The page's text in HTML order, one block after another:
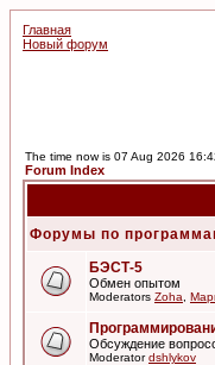
Главная
Новый форум
The time now is 07 Aug 2026
Forum Index
Форумы по
БЭСТ-5
Обмен опытом
Moderators Zoha
Обсуждение
Moderatordshlykov